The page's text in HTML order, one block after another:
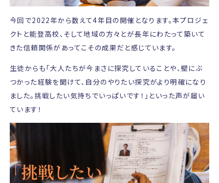
今回で2022年から数えて4年目の開催となります。本プロジェ
クトと能登高校、そして地域の方々とが長年にわたって築いて
きた信頼関係があってこその成果だと感じています。
生徒からも「大人たちが今まさに探究していることや、壁にぶ
つかった経験を聞けて、自分のやりたい探究がより明確になり
ました。挑戦したい気持ちでいっぱいです！」といった声が届い
ています！